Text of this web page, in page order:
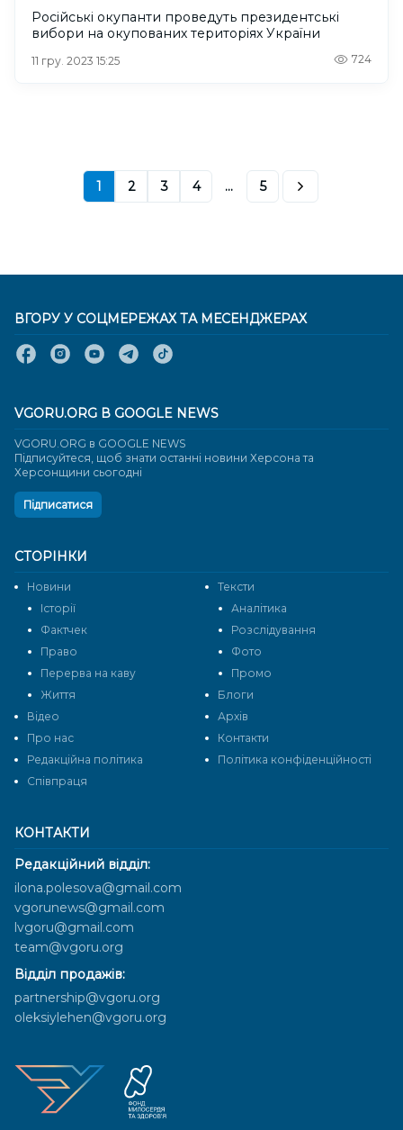
Російські окупанти проведуть президентські
вибори на окупованих територіях України
11 гру. 2023 15:25 724
1 2 3 4 ... 5
КОНТАКТИ
Редакційний відділ:
ilona.polesova@gmail.com
vgorunews@gmail.com
lvgoru@gmail.com
team@vgoru.org
Відділ продажів:
partnership@vgoru.org
oleksiylehen@vgoru.org
СТОРІНКИ
Новини
Тексти
Історії
Аналітика
Фактчек
Розслідування
Право
Фото
Перерва на каву
Промо
Життя
Блоги
Відео
Архів
Про нас
Контакти
Редакційна політика
Політика конфіденційності
Cпівпраця
ВГОРУ У СОЦМЕРЕЖАХ ТА МЕСЕНДЖЕРАХ
VGORU.ORG В GOOGLE NEWS
VGORU.ORG в GOOGLE NEWS
Підписуйтеся, щоб знати останні новини Херсона та
Херсонщини сьогодні
Підписатися